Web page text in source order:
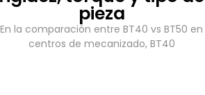
pieza
En la comparación entre BT40 vs BT50 en
centros de mecanizado, BT40